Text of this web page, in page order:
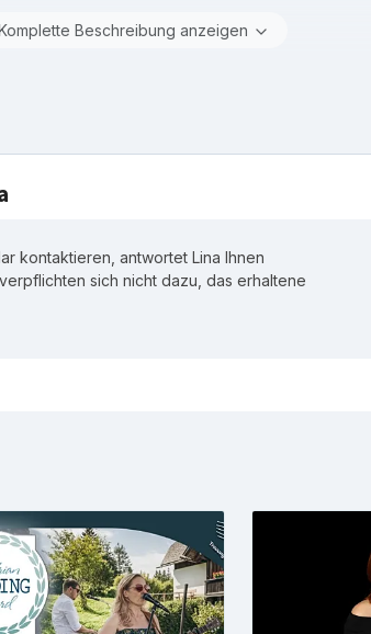
Beschreibung anzeigen
kontaktieren, antwortet Lina Ihnen
sich nicht dazu, das erhaltene